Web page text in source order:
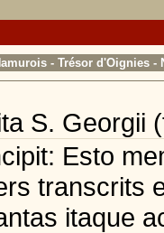
- Trésor d'Oignies -
S. Georgii
Esto
transcrits
itaque